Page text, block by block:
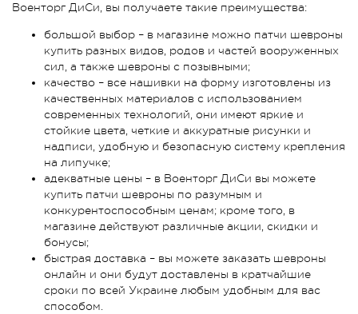
Военторг ДиСи, вы получаете такие преимущества:
большой выбор – в магазине можно патчи шевроны
купить разных видов, родов и частей вооруженных
сил, а также шевроны с позывными;
качество – все нашивки на форму изготовлены из
качественных материалов с использованием
современных технологий, они имеют яркие и
стойкие цвета, четкие и аккуратные рисунки и
надписи, удобную и безопасную систему крепления
на липучке;
адекватные цены – в Военторг ДиСи вы можете
купить патчи шевроны по разумным и
конкурентоспособным ценам; кроме того, в
магазине действуют различные акции, скидки и
бонусы;
быстрая доставка – вы можете заказать шевроны
онлайн и они будут доставлены в кратчайшие
сроки по всей Украине любым удобным для вас
способом.